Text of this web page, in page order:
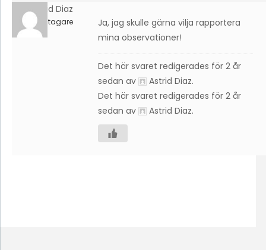
Astrid Diaz
Deltagare
Ja, jag skulle gärna vilja rapportera
mina observationer!
Det här svaret redigerades för 2 år
sedan av
Astrid Diaz.
Det här svaret redigerades för 2 år
sedan av
Astrid Diaz.